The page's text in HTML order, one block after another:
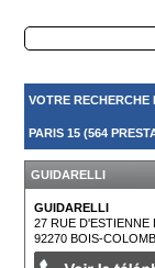
VOTRE
PARIS 15 (564
GUIDARELLI
GUIDARELLI
27 RUE D'ESTIENNE
92270BOIS-